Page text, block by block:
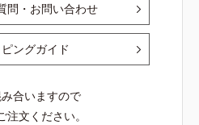
問・お問い合わせ
ングガイド
合いますので
注文ください。